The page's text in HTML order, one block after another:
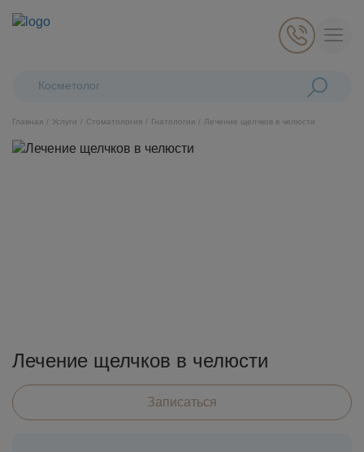
Поиск:Косметологические
Главная Услуги Стоматология Гнатология Лечение щелчков в челюсти
Лечение щелчков в челюсти
Записаться